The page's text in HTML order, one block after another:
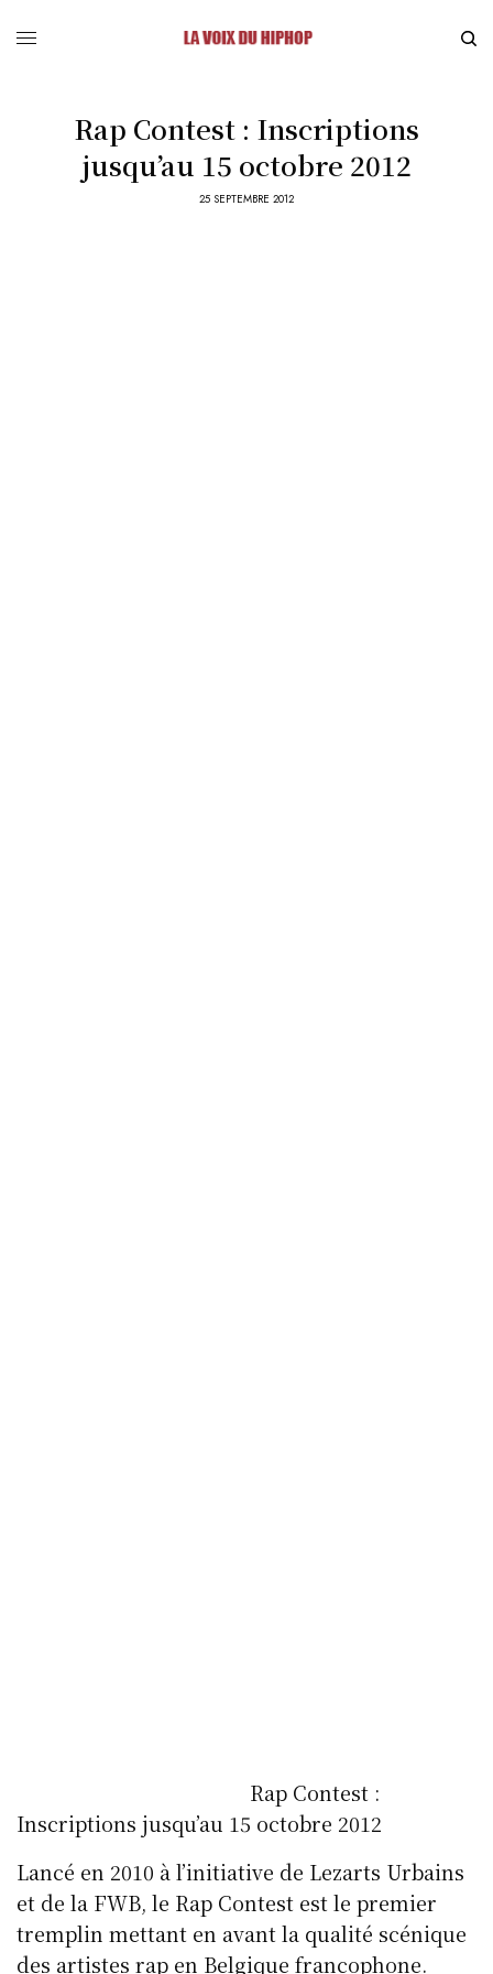
Rap Contest : Inscriptions
jusqu’au 15 octobre 2012
25 SEPTEMBRE 2012
Rap Contest :
Inscriptions jusqu’au 15 octobre 2012
Lancé en 2010 à l’initiative de Lezarts Urbains
et de la FWB, le Rap Contest est le premier
tremplin mettant en avant la qualité scénique
des artistes rap en Belgique francophone.